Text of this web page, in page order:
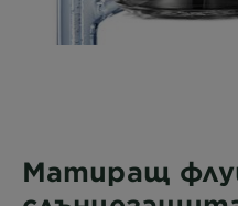
Матиращ